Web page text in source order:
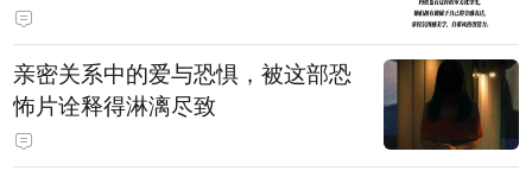
亲密关系中的爱与恐惧，被这部恐
怖片诠释得淋漓尽致